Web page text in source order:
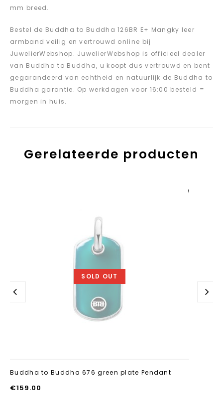
mm breed.
Bestel de Buddha to Buddha 126BR E+ Mangky leer
armband veilig en vertrouwd online bij
JuwelierWebshop. JuwelierWebshop is officieel dealer
van Buddha to Buddha, u koopt dus vertrouwd en bent
gegarandeerd van echtheid en natuurlijk de Buddha to
Buddha garantie. Op werkdagen voor 16:00 besteld =
morgen in huis.
Gerelateerde producten
SOLD OUT
Buddha to Buddha 676 green plate Pendant
€159.00